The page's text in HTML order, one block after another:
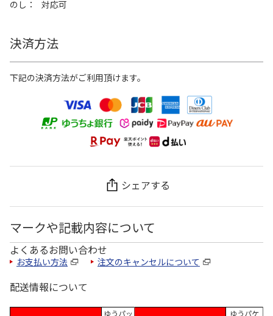
のし
対応可
決済方法
下記の決済方法がご利用頂けます。
シェアする
マークや記載内容について
よくあるお問い合わせ
お支払い方法 注文のキャンセルについて
配送情報について
ゆうパッ
ゆうパケ